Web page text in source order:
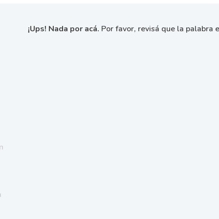
¡Ups! Nada por acá. Por favor, revisá que la palabra